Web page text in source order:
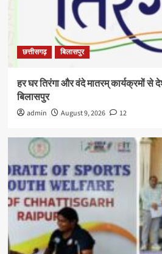
छत्तीसगढ़ बिलासपुर
हर घर तिरंगा और वंदे मातरम् कार्यक्रमों से
बिलासपुर
admin August 9, 2026 12